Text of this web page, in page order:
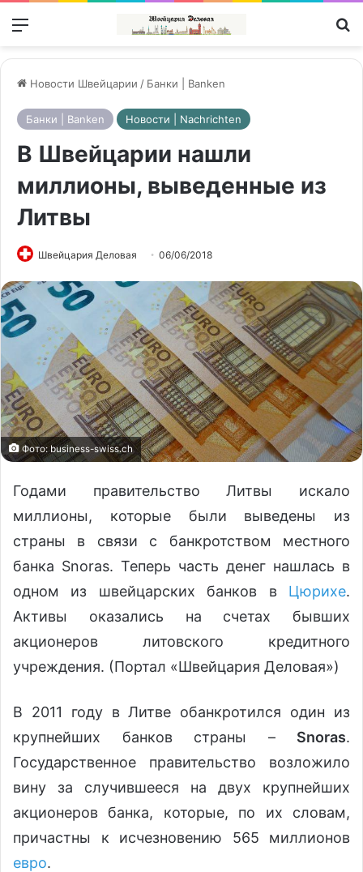
Меню
Новости Швейцарии / Банки | Banken
Банки | Banken Новости | Nachrichten
В Швейцарии нашли
миллионы, выведенные из
Литвы
Швейцария Деловая 06/06/2018
Фото: business-swiss.ch
Годами правительство Литвы искало
миллионы, которые были выведены из
страны в связи с банкротством местного
банка Snoras. Теперь часть денег нашлась в
одном из швейцарских банков в Цюрихе.
Активы оказались на счетах бывших
акционеров литовского кредитного
учреждения. (Портал «Швейцария Деловая»)
В 2011 году в Литве обанкротился один из
крупнейших банков страны – Snoras.
Государственное правительство возложило
вину за случившееся на двух крупнейших
акционеров банка, которые, по их словам,
причастны к исчезновению 565 миллионов
евро.